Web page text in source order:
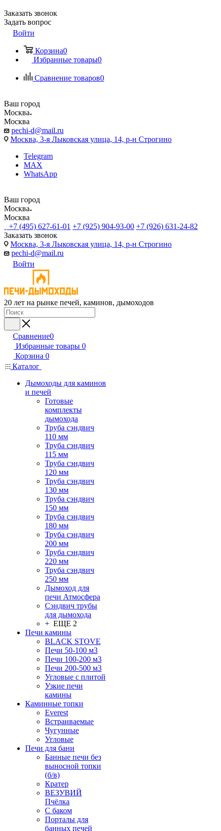
Заказать звонок
Задать вопрос
Войти
Корзина0
Избранные товары0
Сравнение товаров0
Ваш город
Москва
Москва
pechi-d@mail.ru
Москва, 3-я Лыковская улица, 14, р-н Строгино
Telegram
MAX
WhatsApp
Ваш город
Москва
Москва
+7 (495) 627-61-01 +7 (925) 904-93-00 +7 (926) 631-24-82
Заказать звонок
Москва, 3-я Лыковская улица, 14, р-н Строгино
pechi-d@mail.ru
Войти
20 лет на рынке печей, каминов, дымоходов
Сравнение0
Избранные товары 0
Корзина 0
Каталог
Дымоходы для каминов
и печей
Готовые
комплекты
дымохода
Труба сэндвич
110 мм
Труба сэндвич
115 мм
Труба сэндвич
120 мм
Труба сэндвич
130 мм
Труба сэндвич
150 мм
Труба сэндвич
180 мм
Труба сэндвич
200 мм
Труба сэндвич
220 мм
Труба сэндвич
250 мм
Дымоход для
печи Атмосфера
Сэндвич трубы
для дымохода
+ ЕЩЕ 2
Печи камины
BLACK STOVE
Печи 50-100 м3
Печи 100-200 м3
Печи 200-500 м3
Угловые с плитой
Узкие печи
камины
Каминные топки
Everest
Встраиваемые
Чугунные
Угловые
Печи для бани
Банные печи без
выносной топки
(б/в)
Кратер
ВЕЗУВИЙ
Пчёлка
С баком
Порталы для
банных печей